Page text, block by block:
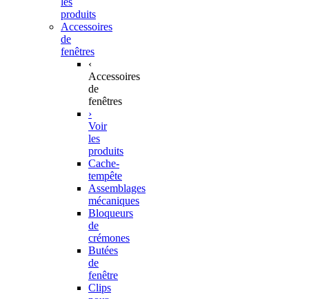
produits
Accessoires
de
fenêtres
‹
Accessoires
de
fenêtres
›
Voir
les
produits
Cache-
tempête
Assemblages
mécaniques
Bloqueurs
de
crémones
Butées
de
fenêtre
Clips